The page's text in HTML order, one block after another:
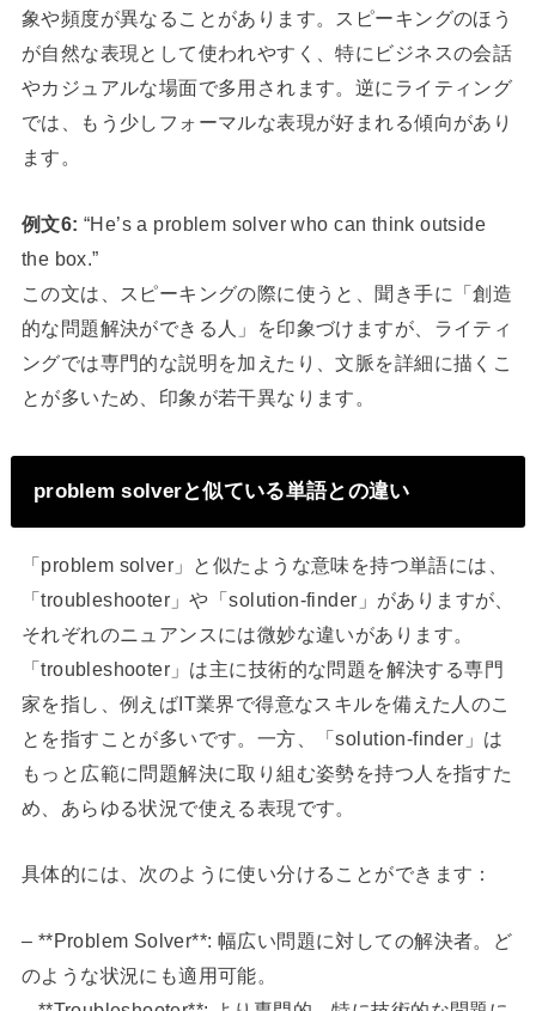
象や頻度が異なることがあります。スピーキングのほう
が自然な表現として使われやすく、特にビジネスの会話
やカジュアルな場面で多用されます。逆にライティング
では、もう少しフォーマルな表現が好まれる傾向があり
ます。
例文6: “He’s a problem solver who can think outside
the box.”
この文は、スピーキングの際に使うと、聞き手に「創造
的な問題解決ができる人」を印象づけますが、ライティ
ングでは専門的な説明を加えたり、文脈を詳細に描くこ
とが多いため、印象が若干異なります。
problem solverと似ている単語との違い
「problem solver」と似たような意味を持つ単語には、
「troubleshooter」や「solution-finder」がありますが、
それぞれのニュアンスには微妙な違いがあります。
「troubleshooter」は主に技術的な問題を解決する専門
家を指し、例えばIT業界で得意なスキルを備えた人のこ
とを指すことが多いです。一方、「solution-finder」は
もっと広範に問題解決に取り組む姿勢を持つ人を指すた
め、あらゆる状況で使える表現です。
具体的には、次のように使い分けることができます：
– **Problem Solver**: 幅広い問題に対しての解決者。ど
のような状況にも適用可能。